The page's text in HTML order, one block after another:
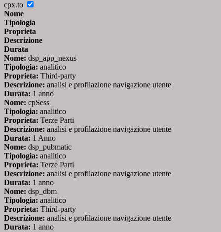
cpx.to
Nome
Tipologia
Proprieta
Descrizione
Durata
Nome: dsp_app_nexus
Tipologia: analitico
Proprieta: Third-party
Descrizione: analisi e profilazione navigazione utente
Durata: 1 anno
Nome: cpSess
Tipologia: analitico
Proprieta: Terze Parti
Descrizione: analisi e profilazione navigazione utente
Durata: 1 Anno
Nome: dsp_pubmatic
Tipologia: analitico
Proprieta: Terze Parti
Descrizione: analisi e profilazione navigazione utente
Durata: 1 anno
Nome: dsp_dbm
Tipologia: analitico
Proprieta: Third-party
Descrizione: analisi e profilazione navigazione utente
Durata: 1 anno